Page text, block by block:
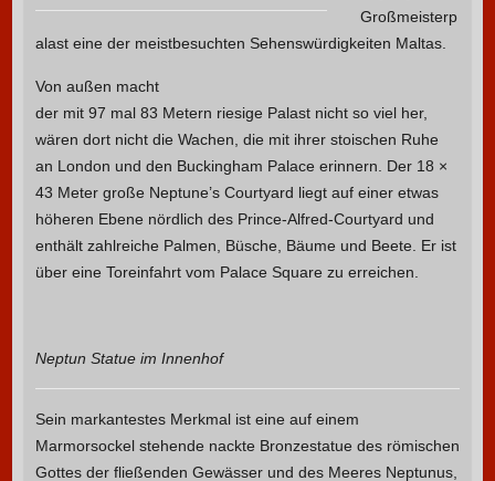
Großmeisterp
alast eine der meistbesuchten Sehenswürdigkeiten Maltas.
Von außen macht
der mit 97 mal 83 Metern riesige Palast nicht so viel her,
wären dort nicht die Wachen, die mit ihrer stoischen Ruhe
an London und den Buckingham Palace erinnern. Der 18 ×
43 Meter große Neptune’s Courtyard liegt auf einer etwas
höheren Ebene nördlich des Prince-Alfred-Courtyard und
enthält zahlreiche Palmen, Büsche, Bäume und Beete. Er ist
über eine Toreinfahrt vom Palace Square zu erreichen.
Neptun Statue im Innenhof
Sein markantestes Merkmal ist eine auf einem
Marmorsockel stehende nackte Bronzestatue des römischen
Gottes der fließenden Gewässer und des Meeres Neptunus,